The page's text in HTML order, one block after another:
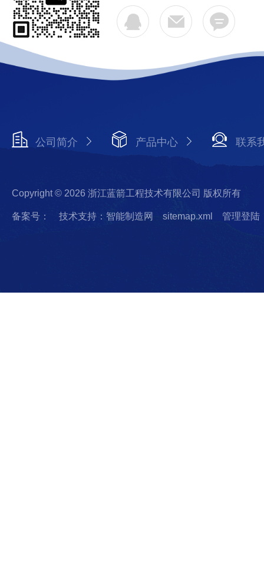
公司简介 产品中心 联系
Copyright © 2026 浙江蓝箭工程技术有限公司 版权所有
备案号： 技术支持：智能制造网 sitemap.xml 管理登陆